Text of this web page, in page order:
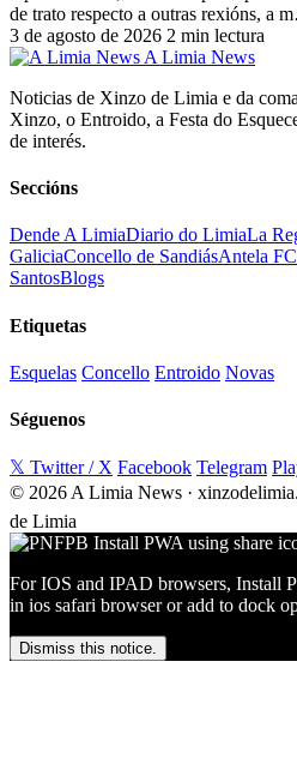
de trato respecto a outras rexións, a
3 de agosto de 2026 2 min lectura
A Limia News
Noticias de Xinzo de Limia e da
Xinzo, o Entroido, a Festa do
de interés.
Seccións
Dende A LimiaDiario do LimiaLa
GaliciaConcello de SandiásAntela FC
SantosBlogs
Etiquetas
Esquelas Concello Entroido Novas
Séguenos
𝕏 Twitter / X Facebook Telegram
© 2026 A Limia News ·
de Limia
For IOS and IPAD browsers, Install
in ios safari browser or add to dock
Dismiss this notice.